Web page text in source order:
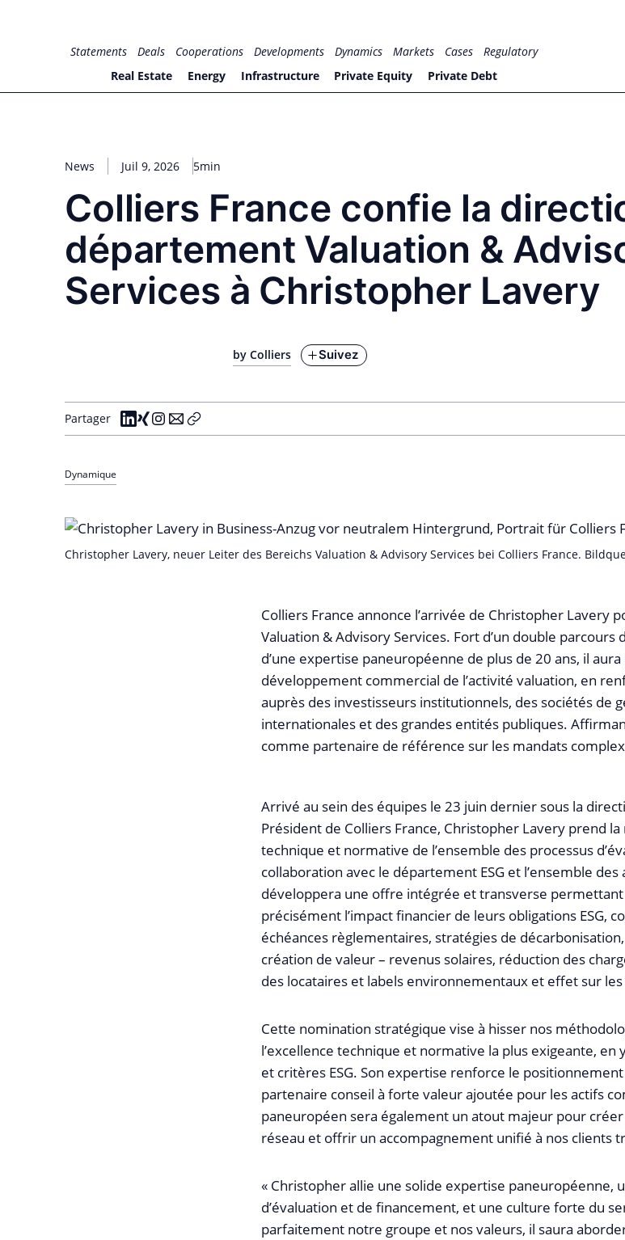
for PHYSIC ASSETS
Statements Deals Cooperations Developments Dynamics Markets Cases
Regulatory
Real Estate
Energy Infrastructure Private Equity Private Debt
News Juil 9, 2026 5min
Colliers France confie la
département Valuation &
Services à Christopher Lavery
by Colliers Suivez
Partager
Dynamique
Christopher Lavery, neuer Leiter des Bereichs Valuation & Advisory Services bei Colliers France.
Colliers France annonce l’arrivée de Christopher Lavery
Valuation & Advisory Services. Fort d’un double parcours
d’une expertise paneuropéenne de plus de 20 ans, il
développement commercial de l’activité valuation, en
auprès des investisseurs institutionnels, des sociétés de
internationales et des grandes entités publiques.
comme partenaire de référence sur les mandats
Arrivé au sein des équipes le 23 juin dernier sous la
Président de Colliers France, Christopher Lavery prend
technique et normative de l’ensemble des processus
collaboration avec le département ESG et l’ensemble
développera une offre intégrée et transverse
précisément l’impact financier de leurs obligations ESG,
échéances règlementaires, stratégies de
création de valeur – revenus solaires, réduction des
des locataires et labels environnementaux et effet sur
Cette nomination stratégique vise à hisser nos
l’excellence technique et normative la plus exigeante,
et critères ESG. Son expertise renforce le
partenaire conseil à forte valeur ajoutée pour les actifs
paneuropéen sera également un atout majeur pour
réseau et offrir un accompagnement unifié à nos clients
« Christopher allie une solide expertise paneuropéenne,
d’évaluation et de financement, et une culture forte du
parfaitement notre groupe et nos valeurs, il saura